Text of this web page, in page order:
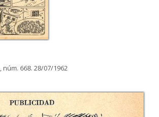
, núm. 668. 28/07/1962